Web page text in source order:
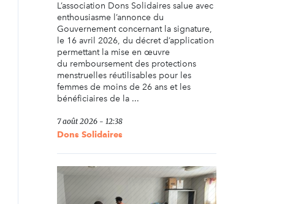
L’association Dons Solidaires salue avec
enthousiasme l’annonce du
Gouvernement concernant la signature,
le 16 avril 2026, du décret d’application
permettant la mise en œuvre
du remboursement des protections
menstruelles réutilisables pour les
femmes de moins de 26 ans et les
bénéficiaires de la ...
7 août 2026 - 12:38
Dons Solidaires